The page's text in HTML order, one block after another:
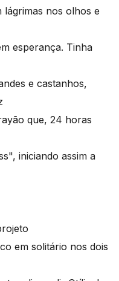
nos olhos e
esperança. Tinha
e castanhos,
que, 24 horas
iniciando assim a
em solitário nos dois